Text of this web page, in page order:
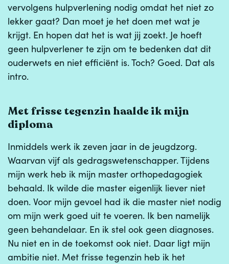
vervolgens hulpverlening nodig omdat het niet zo
lekker gaat? Dan moet je het doen met wat je
krijgt. En hopen dat het is wat jij zoekt. Je hoeft
geen hulpverlener te zijn om te bedenken dat dit
ouderwets en niet efficiënt is. Toch? Goed. Dat als
intro.
Met frisse tegenzin haalde ik mijn
diploma
Inmiddels werk ik zeven jaar in de jeugdzorg.
Waarvan vijf als gedragswetenschapper. Tijdens
mijn werk heb ik mijn master orthopedagogiek
behaald. Ik wilde die master eigenlijk liever niet
doen. Voor mijn gevoel had ik die master niet nodig
om mijn werk goed uit te voeren. Ik ben namelijk
geen behandelaar. En ik stel ook geen diagnoses.
Nu niet en in de toekomst ook niet. Daar ligt mijn
ambitie niet. Met frisse tegenzin heb ik het